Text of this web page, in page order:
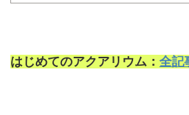
はじめてのアクアリウム： 全記